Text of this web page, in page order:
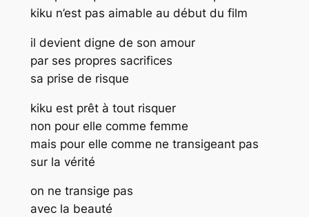
kiku n’est pas aimable au début du film
il devient digne de son amour
par ses propres sacrifices
sa prise de risque
kiku est prêt à tout risquer
non pour elle comme femme
mais pour elle comme ne transigeant pas
sur la vérité
on ne transige pas
avec la beauté